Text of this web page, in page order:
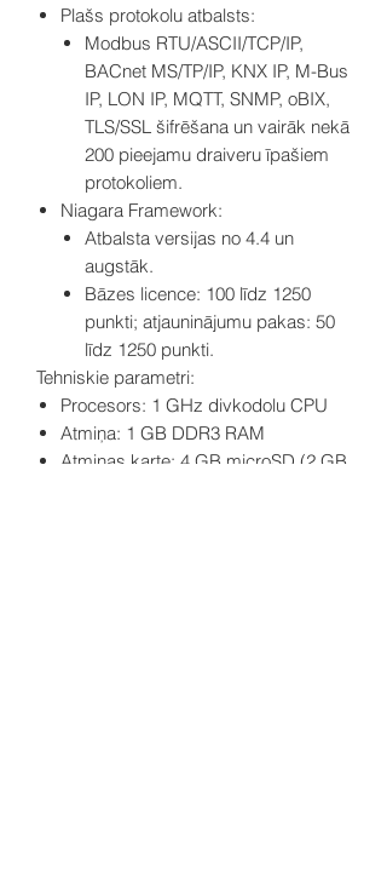
Plašs protokolu atbalsts:
Modbus RTU/ASCII/TCP/IP,
BACnet MS/TP/IP, KNX IP, M-Bus
IP, LON IP, MQTT, SNMP, oBIX,
TLS/SSL šifrēšana un vairāk nekā
200 pieejamu draiveru īpašiem
protokoliem.
Niagara Framework:
Atbalsta versijas no 4.4 un
augstāk.
Bāzes licence: 100 līdz 1250
punkti; atjauninājumu pakas: 50
līdz 1250 punkti.
Tehniskie parametri:
Procesors: 1 GHz divkodolu CPU
Atmiņa: 1 GB DDR3 RAM
Atmiņas karte: 4 GB microSD (2 GB